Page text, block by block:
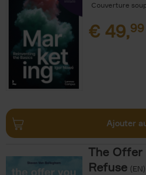
Couverture
€ 49,99
Ajouter
The Offer
Refuse (EN)